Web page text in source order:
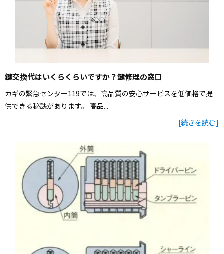
鍵交換代はいくらくらいですか？鍵修理の窓口
カギの緊急センター119では、高品質の安心サービスを低価格で提
供できる秘訣があります。 高品...
[続きを読む]